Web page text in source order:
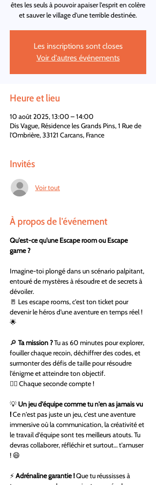
êtes les seuls à pouvoir apaiser l'esprit en colère
et sauver le village d'une terrible destinée.
Les inscriptions sont closes
Voir d'autres événements
Heure et lieu
10 août 2025, 13:00 – 14:00
Dis Vague, Résidence les Grands Pins, 1 Rue de
l'Ombrière, 33121 Carcans, France
Invités
Voir tout
À propos de l'événement
Qu'est-ce qu'une Escape room ou Escape
game ?
Imagine-toi plongé dans un scénario palpitant,
entouré de mystères à résoudre et de secrets à
dévoiler.
🚪 Les escape rooms, c'est ton ticket pour
devenir le héros d'une aventure en temps réel !
🌟
🔎 Ta mission ? Tu as 60 minutes pour explorer,
fouiller chaque recoin, déchiffrer des codes, et
surmonter des défis de taille pour résoudre
l'énigme et atteindre ton objectif.
🕵️‍♂️ Chaque seconde compte !
💡 Un jeu d'équipe comme tu n'en as jamais vu
! Ce n'est pas juste un jeu, c'est une aventure
immersive où la communication, la créativité et
le travail d'équipe sont tes meilleurs atouts. Tu
devras collaborer, réfléchir et surtout… t'amuser
! 😄
⚡ Adrénaline garantie ! Que tu réussisses à